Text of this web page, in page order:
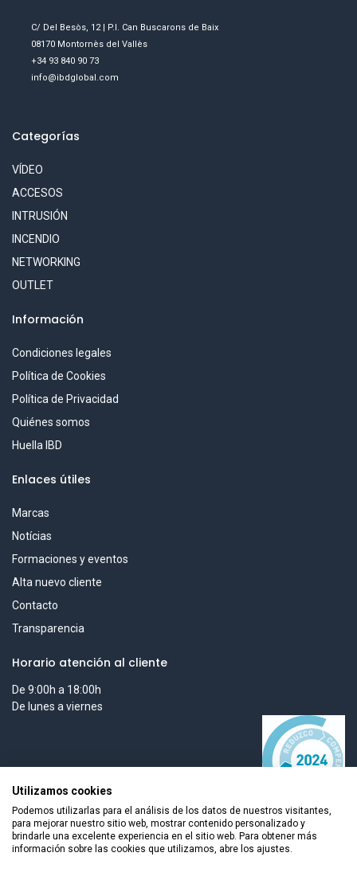
C/ Del Besòs, 12 | P.I. Can Buscarons de Baix
08170 Montornès del Vallès
+34 93 840 90 73
info@ibdglobal.com
Categorías
VÍDEO
ACCESOS
INTRUSIÓN
INCENDIO
NETWORKING
OUTLET
Información
Condiciones legales
Política de Cookies
Política de Privacidad
Quiénes somos
Huella IBD
Enlaces útiles
Marcas
Notícias
Formaciones y eventos
Alta nuevo cliente
Contacto
Transparencia
Horario atención al cliente
De 9:00h a 18:00h
De lunes a viernes
Utilizamos cookies
Podemos utilizarlas para el análisis de los datos de nuestros visitantes,
para mejorar nuestro sitio web, mostrar contenido personalizado y
brindarle una excelente experiencia en el sitio web. Para obtener más
información sobre las cookies que utilizamos, abre los ajustes.